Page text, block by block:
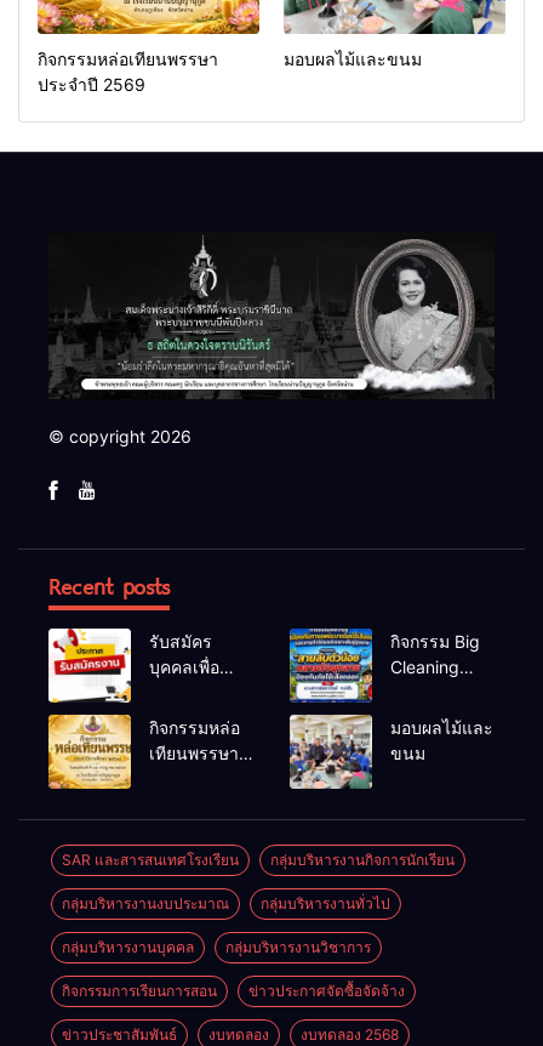
กิจกรรมหล่อเทียนพรรษา
ประจำปี 2569
มอบผลไม้และขนม
© copyright 2026
Recent posts
รับสมัคร
บุคคลเพื่อ
เลือกสรรเป็น
พนักงาน
กิจกรรม Big
Cleaning
ป้องกันโรคไข้
กิจกรรมหล่อ
เทียนพรรษา
มอบผลไม้และ
ขนม
SAR และสารสนเทศโรงเรียน กลุ่มบริหารงานกิจการนักเรียน
กลุ่มบริหารงานงบประมาณ กลุ่มบริหารงานทั่วไป
กลุ่มบริหารงานบุคคล กลุ่มบริหารงานวิชาการ
กิจกรรมการเรียนการสอน ข่าวประกาศจัดซื้อจัดจ้าง
ข่าวประชาสัมพันธ์ งบทดลอง งบทดลอง 2568